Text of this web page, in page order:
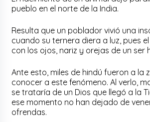
pueblo en el norte de la India.
Resulta que un poblador vivió una
cuando su ternera diera a luz, pues
con los ojos, nariz y orejas de un ser
Ante esto, miles de hindú fueron a la
conocer a este fenómeno. Al verlo,
se trataría de un Dios que llegó a la
ese momento no han dejado de
ofrendas.